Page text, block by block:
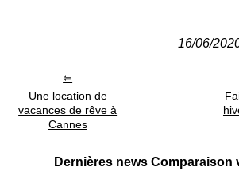
16/06/
Une location de
vacances de rêve à
Cannes
Dernières news Comparaison